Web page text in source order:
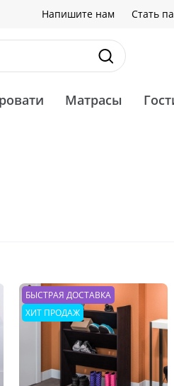
Напишите нам Стать
Матрасы
БЫСТРАЯ ДОСТАВКА
ХИТ ПРОДАЖ